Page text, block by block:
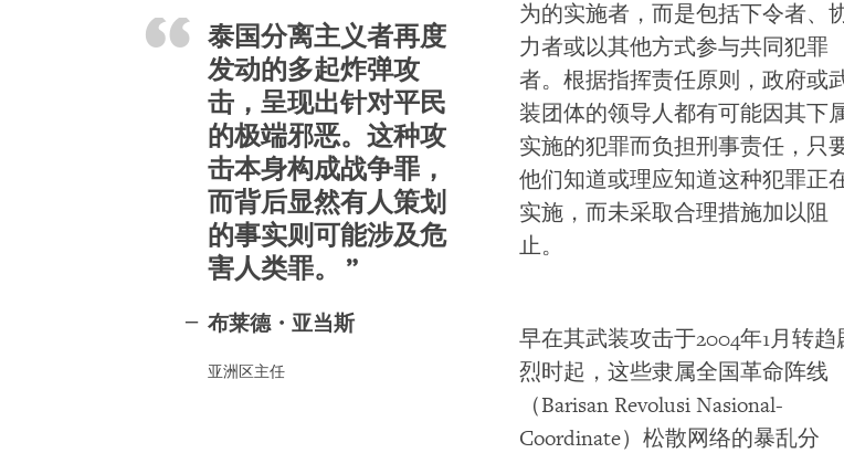
泰国分离主义者再度
发动的多起炸弹攻
击，呈现出针对平民
的极端邪恶。这种攻
击本身构成战争罪，
而背后显然有人策划
的事实则可能涉及危
害人类罪。
布莱德・亚当斯
亚洲区主任
为的实施者，而是包括下令者、
力者或以其他方式参与共同犯罪
者。根据指挥责任原则，政府或
装团体的领导人都有可能因其下
实施的犯罪而负担刑事责任，只
他们知道或理应知道这种犯罪正
实施，而未采取合理措施加以阻
止。
早在其武装攻击于2004年1月转趋
烈时起，这些隶属全国革命阵线
（Barisan Revolusi Nasional-
Coordinate）松散网络的暴乱分